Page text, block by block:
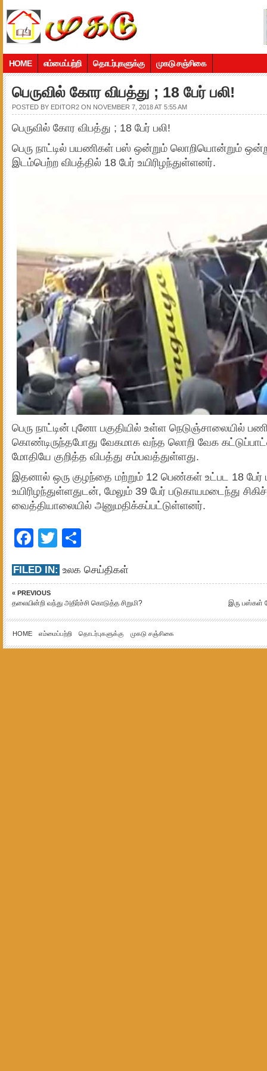
HOME எம்மைப்பற்றி தொடர்புகளுக்கு முகடு சஞ்சிகை
பெருவில் கோர விபத்து ; 18 பேர் பலி!
POSTED BY EDITOR2 ON NOVEMBER 7, 2018 AT 5:55 AM
பெருவில் கோர விபத்து ; 18 பேர் பலி!
பெரு நாட்டில் பயணிகள் பஸ் ஒன்றும் லொறியொன்றும்
இடம்பெற்ற விபத்தில் 18 பேர் உயிரிழந்துள்ளனர்.
பெரு நாட்டின் புனோ பகுதியில் உள்ள நெடுஞ்சாலையில்
கொண்டிருந்தபோது வேகமாக வந்த லொறி வேக
மோதியே குறித்த விபத்து சம்பவத்துள்ளது.
இதனால் ஒரு குழந்தை மற்றும் 12 பெண்கள் உட்பட 18 பேர்
உயிரிழந்துள்ளதுடன், மேலும் 39 பேர் படுகாயமடைந்து
வைத்தியாலையில் அனுமதிக்கப்பட்டுள்ளனர்.
Facebook
Twitter
FILED IN: உலக செய்திகள்
« PREVIOUS
தலையின்றி வந்து அதிர்ச்சி கொடுத்த சிறுமி? இரு பஸ்கள்
HOME எம்மைப்பற்றி தொடர்புகளுக்கு முகடு சஞ்சிகை